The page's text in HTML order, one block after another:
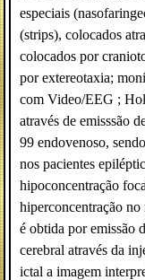
especiais
(strips), colocados
colocados por
por extereotaxia;
com Video/EEG ;
através de emisssão
99 endovenoso,
nos pacientes
hipoconcentração
hiperconcentração
é obtida por emissão
cerebral através da
ictal a imagem